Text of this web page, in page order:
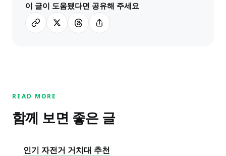
이 글이 도움됐다면 공유해 주세요
READ MORE
함께 보면 좋은 글
인기 자전거 거치대 추천